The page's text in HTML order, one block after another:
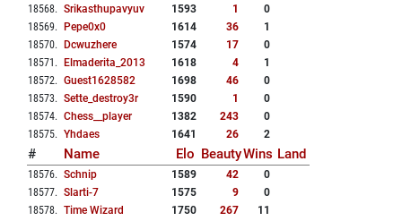
18568. Srikasthupavyuv 1593 1
0
18569. Pepe0x0 1614 36
1
18570. Dcwuzhere 1574 17
0
18571 . Elmaderita_2013 1618 4
1
18572. Guest1628582 1698 46
0
18573. Sette_destroy3r 1590 1
0
18574. Chess__player 1382 243
0
18575. Yhdaes 1641 26 2
# Name Elo BeautyWins Land
18576. Schnip 1589 42
0
18577. Slarti-7 1575 9
0
18578. Time Wizard 1750 267
11